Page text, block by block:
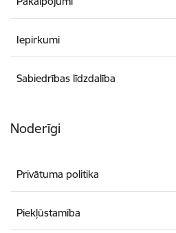
Iepirkumi
Sabiedrības līdzdalība
Noderīgi
Privātuma politika
Piekļūstamība